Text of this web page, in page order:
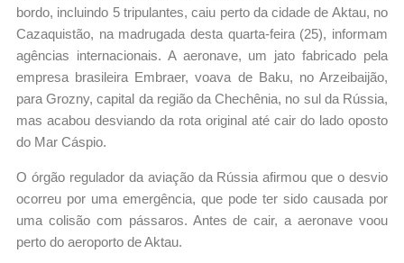
bordo, incluindo 5 tripulantes, caiu perto da cidade de Aktau, no
Cazaquistão, na madrugada desta quarta-feira (25), informam
agências internacionais. A aeronave, um jato fabricado pela
empresa brasileira Embraer, voava de Baku, no Arzeibaijão,
para Grozny, capital da região da Chechênia, no sul da Rússia,
mas acabou desviando da rota original até cair do lado oposto
do Mar Cáspio.
O órgão regulador da aviação da Rússia afirmou que o desvio
ocorreu por uma emergência, que pode ter sido causada por
uma colisão com pássaros. Antes de cair, a aeronave voou
perto do aeroporto de Aktau.